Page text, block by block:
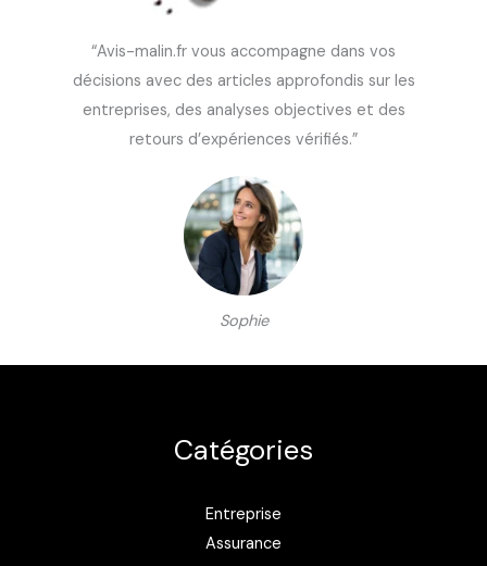
“Avis-malin.fr vous accompagne dans vos
décisions avec des articles approfondis sur les
entreprises, des analyses objectives et des
retours d’expériences vérifiés.”
Sophie
Catégories
Entreprise
Assurance